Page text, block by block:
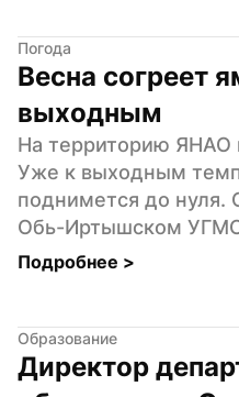
Погода
Весна согреет
выходным
На территорию ЯНАО
Уже к выходным
поднимется до нуля.
Обь-Иртышском
Подробнее >
Образование
Директор